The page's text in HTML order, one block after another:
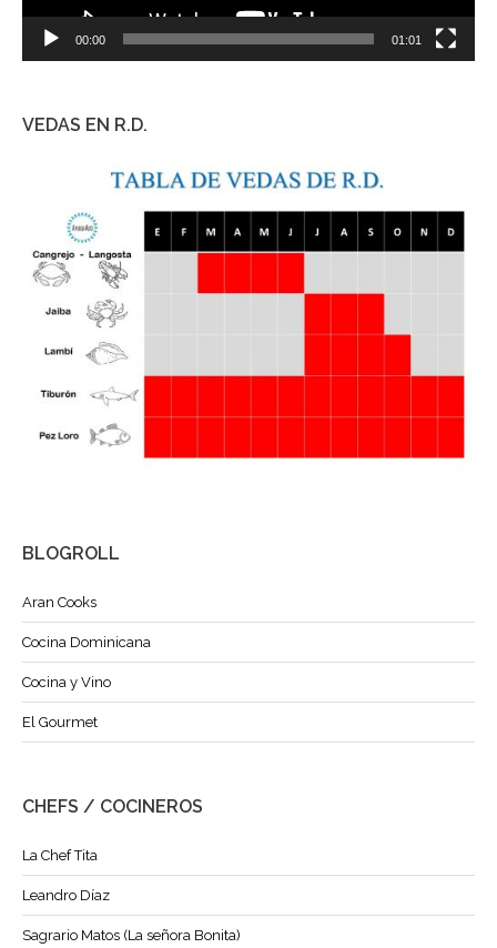
00:00 01:01
VEDAS EN R.D.
BLOGROLL
Aran Cooks
Cocina Dominicana
Cocina y Vino
El Gourmet
CHEFS / COCINEROS
La Chef Tita
Leandro Díaz
Sagrario Matos (La señora Bonita)